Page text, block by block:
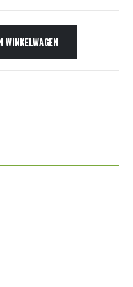
WINKELWAGEN